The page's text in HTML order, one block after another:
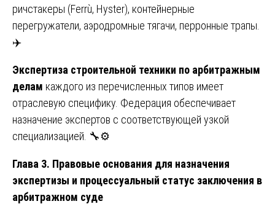
ричстакеры (Ferrù, Hyster), контейнерные
перегружатели, аэродромные тягачи, перронные трапы.
✈️
Экспертиза строительной техники по арбитражным
делам каждого из перечисленных типов имеет
отраслевую специфику. Федерация обеспечивает
назначение экспертов с соответствующей узкой
специализацией. 🔧⚙️
Глава 3. Правовые основания для назначения
экспертизы и процессуальный статус заключения в
арбитражном суде